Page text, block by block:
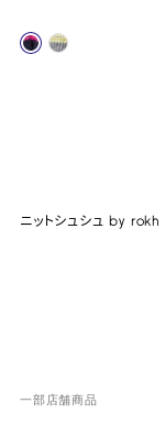
ニットシュシュ by rokh
一部店舗商品